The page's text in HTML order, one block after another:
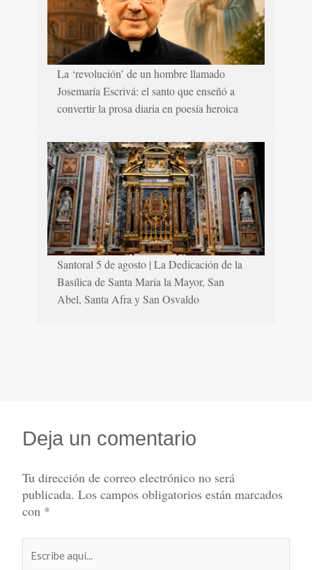
La ‘revolución’ de un hombre llamado
Josemaría Escrivá: el santo que enseñó a
convertir la prosa diaria en poesía heroica
Santoral 5 de agosto | La Dedicación de la
Basílica de Santa María la Mayor, San
Abel, Santa Afra y San Osvaldo
Deja un comentario
Tu dirección de correo electrónico no será
publicada. Los campos obligatorios están marcados
con *
aquí...